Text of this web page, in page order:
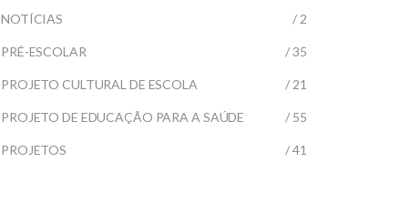
NOTÍCIAS / 2
PRÉ-ESCOLAR / 35
PROJETO CULTURAL DE ESCOLA / 21
PROJETO DE EDUCAÇÃO PARA A SAÚDE / 55
PROJETOS / 41